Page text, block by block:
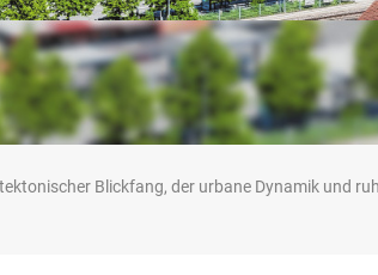
Blickfang, der urbane Dynamik und